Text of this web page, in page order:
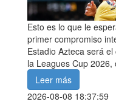
Esto es lo que le
primer compromiso
Estadio Azteca será
la Leagues Cup
Leer más
2026-08-08 18:37:59